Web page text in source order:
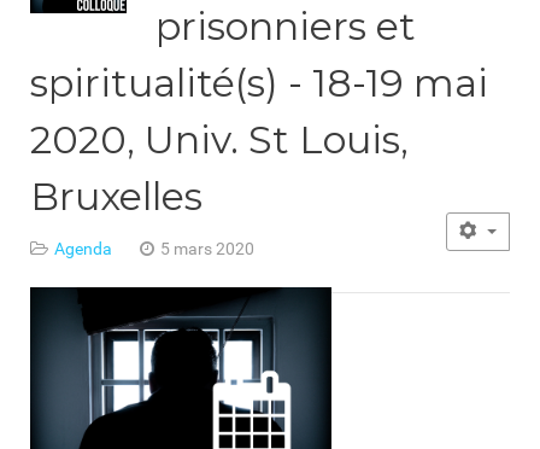
prisonniers et
spiritualité(s) - 18-19 mai
2020, Univ. St Louis,
Bruxelles
Agenda 5 mars 2020